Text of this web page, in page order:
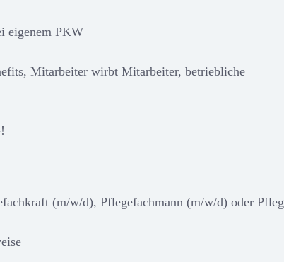
eigenem PKW
Mitarbeiter wirbt Mitarbeiter, betriebliche
(m/w/d), Pflegefachmann (m/w/d) oder